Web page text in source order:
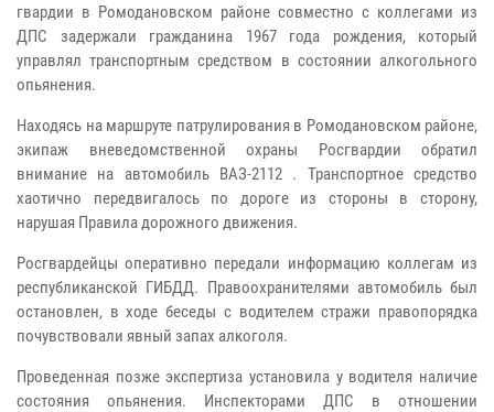
гвардии в Ромодановском районе совместно с коллегами из
ДПС задержали гражданина 1967 года рождения, который
управлял транспортным средством в состоянии алкогольного
опьянения.
Находясь на маршруте патрулирования в Ромодановском районе,
экипаж вневедомственной охраны Росгвардии обратил
внимание на автомобиль ВАЗ-2112 . Транспортное средство
хаотично передвигалось по дороге из стороны в сторону,
нарушая Правила дорожного движения.
Росгвардейцы оперативно передали информацию коллегам из
республиканской ГИБДД. Правоохранителями автомобиль был
остановлен, в ходе беседы с водителем стражи правопорядка
почувствовали явный запах алкоголя.
Проведенная позже экспертиза установила у водителя наличие
состояния опьянения. Инспекторами ДПС в отношении